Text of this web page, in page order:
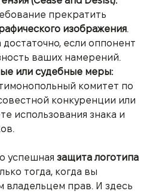
прекратить
изображения.
достаточно, если оппонент
ваших намерений.
или судебные меры:
комитет по
конкуренции или
использования знака и
успешная защита логотипа
тогда, когда вы
владельцем прав. И здесь